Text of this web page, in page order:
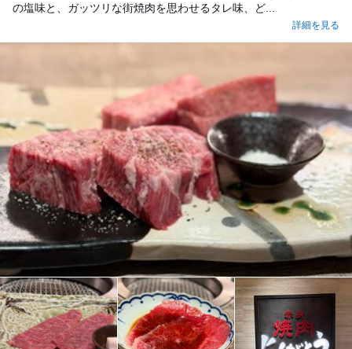
の塩味と、ガッツリな街焼肉を思わせるタレ味、ど...
詳細を見る